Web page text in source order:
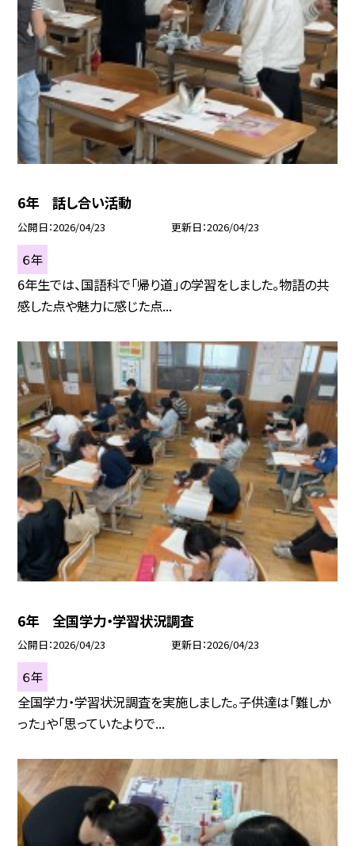
6年 話し合い活動
公開日 2026/04/23 更新日 2026/04/23
６年
6年生では、国語科で「帰り道」の学習をしました。物語の共
感した点や魅力に感じた点...
6年 全国学力・学習状況調査
公開日 2026/04/23 更新日 2026/04/23
６年
全国学力・学習状況調査を実施しました。子供達は「難しか
った」や「思っていたよりで...